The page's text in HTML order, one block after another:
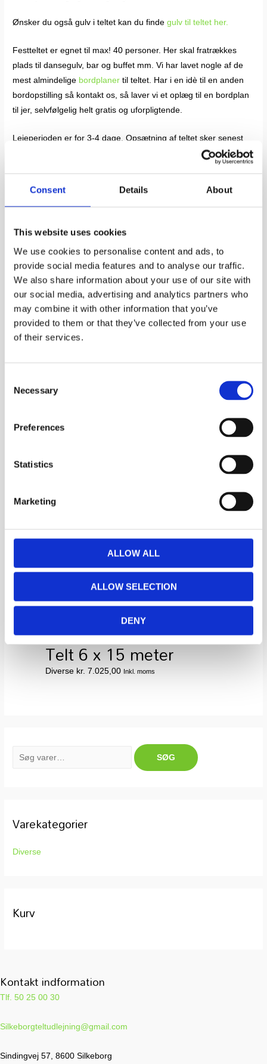
Consent Details About
This website uses cookies
We use cookies to personalise content and ads, to
provide social media features and to analyse our traffic.
We also share information about your use of our site with
our social media, advertising and analytics partners who
may combine it with other information that you’ve
provided to them or that they’ve collected from your use
of their services.
Selection
Necessary
Preferences
Statistics
Marketing
ALLOW ALL
ALLOW SELECTION
DENY
e
SØG
Varekategorier
Diverse
Kurv
Ønsker du også gulv i teltet kan du findegulv til teltet her.
Festteltet er egnet til max! 40 personer. Her skal fratrækkes
plads til dansegulv, bar og buffet mm. Vi har lavet nogle af de
mest almindelige bordplaner til teltet. Har i en idè til en anden
bordopstilling så kontakt os, så laver vi et oplæg til en bordplan
til jer, selvfølgelig helt gratis og uforpligtende.
Lejeperioden er for 3-4 dage. Opsætning af teltet sker senest
en dag før festen (oftest før) eller i følge aftale. Og nedtagning
byggetilladelse.
Vi udlejer varme til alle telte. Det kan være svært at forudse
hvor meget varme skal bruges for at varme teltet op,
temperaturen i festteltet afhænger af ting som vind, sol, regn,
antal personer i teltet samt om der er gulv i teltet. Ønsker I at
have varme i teltet anbefaler vi et par
fliser eller asfalt skal der være mulighed for at sikre det til jorden
Tilvælges der gulv i teltet, skal man være opmærksom på at
Relaterede varer
Telt 3 x 9 meter
Telt 3 x 3 meter
Telt 6 x 15 meter
Diverse kr. 7.025,00 Inkl. moms
Kontakt indformation
Tlf. 50 25 00 30
Silkeborgteltudlejning@gmail.com
Sindingvej 57, 8600 Silkeborg